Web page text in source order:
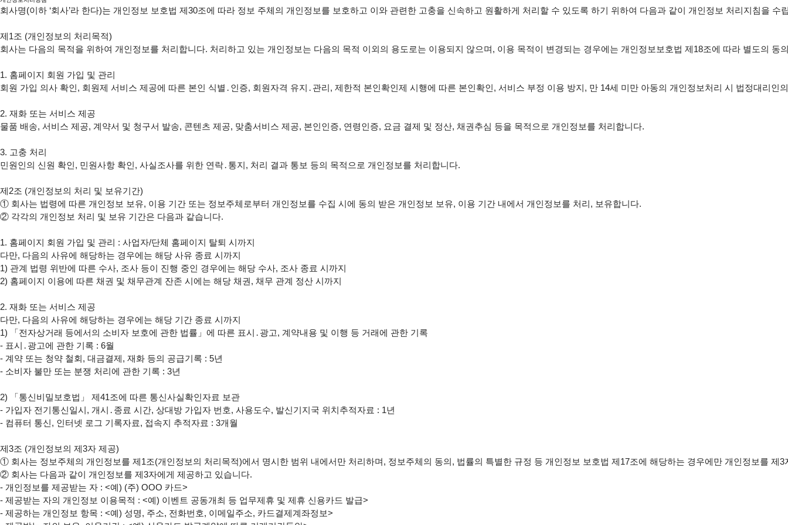
회사명(이하 ‘회사’라 한다)는 개인정보 보호법 제30조에 따라 정보 주체의 개인정보를 보호하고 이와 관련한 고충을 신속하고 원활하게 처리할 수 있도록 하기 위하여 다음과 같이 개인정보 처리지침을 수
제1조 (개인정보의 처리목적)
회사는 다음의 목적을 위하여 개인정보를 처리합니다. 처리하고 있는 개인정보는 다음의 목적 이외의 용도로는 이용되지 않으며, 이용 목적이 변경되는 경우에는 개인정보보호법 제18조에 따라 별도의 동
1. 홈페이지 회원 가입 및 관리
회원 가입 의사 확인, 회원제 서비스 제공에 따른 본인 식별․인증, 회원자격 유지․관리, 제한적 본인확인제 시행에 따른 본인확인, 서비스 부정 이용 방지, 만 14세 미만 아동의 개인정보처리 시 법정대리
2. 재화 또는 서비스 제공
물품 배송, 서비스 제공, 계약서 및 청구서 발송, 콘텐츠 제공, 맞춤서비스 제공, 본인인증, 연령인증, 요금 결제 및 정산, 채권추심 등을 목적으로 개인정보를 처리합니다.
3. 고충 처리
민원인의 신원 확인, 민원사항 확인, 사실조사를 위한 연락․통지, 처리 결과 통보 등의 목적으로 개인정보를 처리합니다.
제2조 (개인정보의 처리 및 보유기간)
① 회사는 법령에 따른 개인정보 보유, 이용 기간 또는 정보주체로부터 개인정보를 수집 시에 동의 받은 개인정보 보유, 이용 기간 내에서 개인정보를 처리, 보유합니다.
② 각각의 개인정보 처리 및 보유 기간은 다음과 같습니다.
1. 홈페이지 회원 가입 및 관리 : 사업자/단체 홈페이지 탈퇴 시까지
다만, 다음의 사유에 해당하는 경우에는 해당 사유 종료 시까지
1) 관계 법령 위반에 따른 수사, 조사 등이 진행 중인 경우에는 해당 수사, 조사 종료 시까지
2) 홈페이지 이용에 따른 채권 및 채무관계 잔존 시에는 해당 채권, 채무 관계 정산 시까지
2. 재화 또는 서비스 제공
다만, 다음의 사유에 해당하는 경우에는 해당 기간 종료 시까지
1) 「전자상거래 등에서의 소비자 보호에 관한 법률」에 따른 표시․광고, 계약내용 및 이행 등 거래에 관한 기록
- 표시․광고에 관한 기록 : 6월
- 계약 또는 청약 철회, 대금결제, 재화 등의 공급기록 : 5년
- 소비자 불만 또는 분쟁 처리에 관한 기록 : 3년
2) 「통신비밀보호법」 제41조에 따른 통신사실확인자료 보관
- 가입자 전기통신일시, 개시․종료 시간, 상대방 가입자 번호, 사용도수, 발신기지국 위치추적자료 : 1년
- 컴퓨터 통신, 인터넷 로그 기록자료, 접속지 추적자료 : 3개월
제3조 (개인정보의 제3자 제공)
① 회사는 정보주체의 개인정보를 제1조(개인정보의 처리목적)에서 명시한 범위 내에서만 처리하며, 정보주체의 동의, 법률의 특별한 규정 등 개인정보 보호법 제17조에 해당하는 경우에만 개인정보를 제3
② 회사는 다음과 같이 개인정보를 제3자에게 제공하고 있습니다.
- 개인정보를 제공받는 자 : <예) (주) OOO 카드>
- 제공받는 자의 개인정보 이용목적 : <예) 이벤트 공동개최 등 업무제휴 및 제휴 신용카드 발급>
- 제공하는 개인정보 항목 : <예) 성명, 주소, 전화번호, 이메일주소, 카드결제계좌정보>